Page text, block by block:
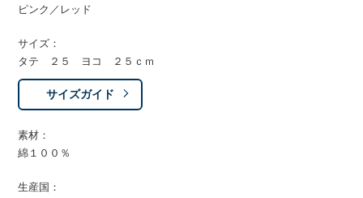
ピンク／レッド
サイズ：
タテ ２５ ヨコ ２５ｃｍ
サイズガイド
素材：
綿１００％
生産国：